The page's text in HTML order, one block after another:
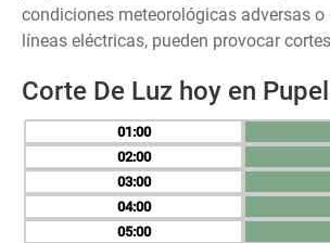
condiciones meteorológicas adversas o
líneas eléctricas, pueden provocar
Corte De Luz hoy en
01
02
03
04
05